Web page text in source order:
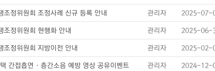
조정위원회 조정사례 신규 등록 안내 관리자 2025-07-
조정위원회 현행화 안내 관리자 2025-06-
조정위원회 지방이전 안내 관리자 2025-02-
간접흡연 · 층간소음 예방 영상 공유이벤트 관리자 2024-12-